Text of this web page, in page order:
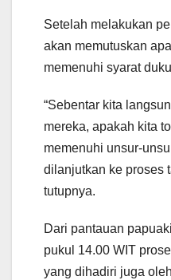
Setelah melakukan
akan memutuskan
memenuhi syarat
“Sebentar kita
mereka, apakah kita
memenuhi unsur-
dilanjutkan ke proses
tutupnya.
Dari pantauan
pukul 14.00 WIT
yang dihadiri juga